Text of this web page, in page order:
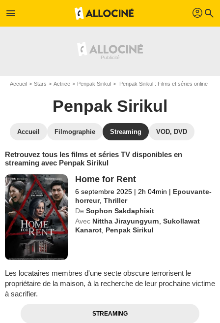
menu profil search
Accueil Stars Actrice Penpak Sirikul Penpak Sirikul : Films et séries online
Penpak Sirikul
Accueil Filmographie Streaming VOD, DVD
Retrouvez tous les films et séries TV disponibles en
streaming avec Penpak Sirikul
Home for Rent
6 septembre 2025 | 2h 04min | Epouvante-
horreur,Thriller
De Sophon Sakdaphisit
Avec Nittha Jirayungyurn ,Sukollawat
Kanarot Penpak Sirikul
Les locataires membres d'une secte obscure terrorisent le
propriétaire de la maison, à la recherche de leur prochaine victime
à sacrifier.
STREAMING